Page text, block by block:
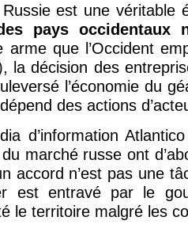
est une véritable
pays occidentaux
arme que l’Occident
la décision des
l’économie du
des actions
d’information
marché russe ont
accord n’est pas une
est entravé par le
le territoire malgré les